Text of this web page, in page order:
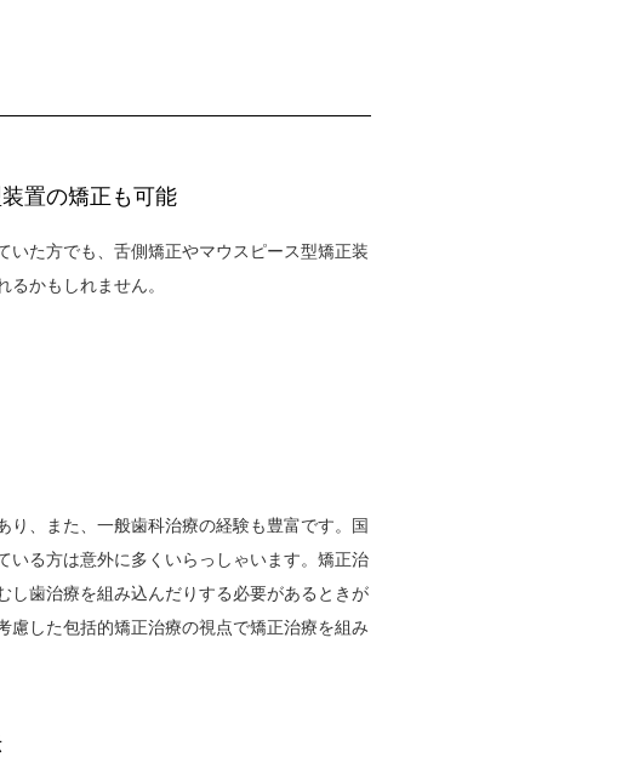
置の矯正も可能
いた方でも、舌側矯正やマウスピース型矯正装
かもしれません。
り、また、一般歯科治療の経験も豊富です。国
いる方は意外に多くいらっしゃいます。矯正治
し歯治療を組み込んだりする必要があるときが
慮した包括的矯正治療の視点で矯正治療を組み